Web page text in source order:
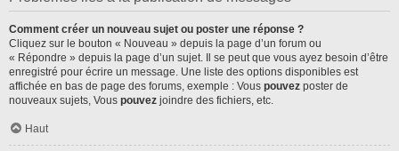
Comment créer un nouveau sujet ou poster une réponse ?
Cliquez sur le bouton « Nouveau » depuis la page d’un forum ou
« Répondre » depuis la page d’un sujet. Il se peut que vous ayez besoin d’être
enregistré pour écrire un message. Une liste des options disponibles est
affichée en bas de page des forums, exemple : Vous pouvez poster de
nouveaux sujets, Vous pouvez joindre des fichiers, etc.
Haut